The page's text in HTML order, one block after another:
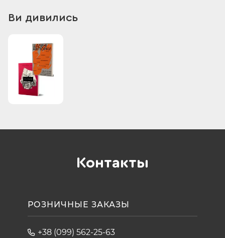
Ви дивились
Контакты
РОЗНИЧНЫЕ ЗАКАЗЫ
+38 (099) 562-25-63